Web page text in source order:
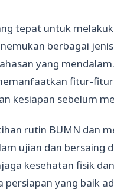
tepat untuk
berbagai
yang
fitur-
kesiapan sebelum
rutin BUMN dan
ujian dan bersaing
kesehatan fisik
persiapan yang baik